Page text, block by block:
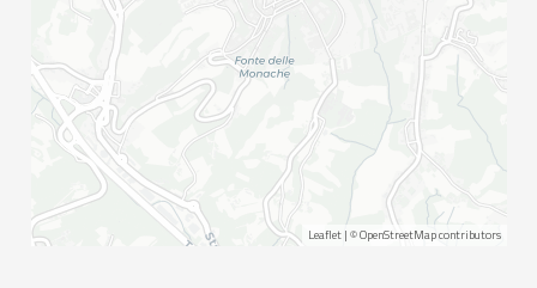
Leaflet| ©OpenStreetMapcontributors